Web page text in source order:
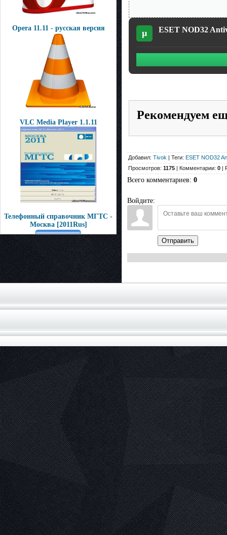
Opera 11.11 - русская версия
VLC Media Player 1.1.11
Телефонный справочник МГТС -
Москва [2011Rus]
µ ESET NOD32
Рекомендуем
Добавил: Tivok | Теги: ESET NOD32
Просмотров: 1175 | Комментарии: 0 |
Всего комментариев: 0
Войдите:
Отправить